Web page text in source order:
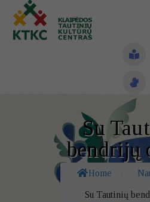
Su
bendrijų
Home
Su Tautinių
Naujienos
Struktūra ir kontaktai
Veiklos sritys
Administracinė